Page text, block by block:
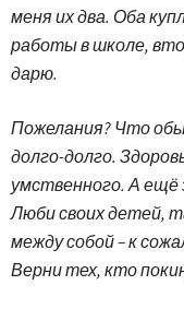
меня их два. Оба
работы в школе,
дарю.
Пожелания? Что
долго-долго.
умственного. А ещё
Люби своих детей,
между собой – к
Верни тех, кто